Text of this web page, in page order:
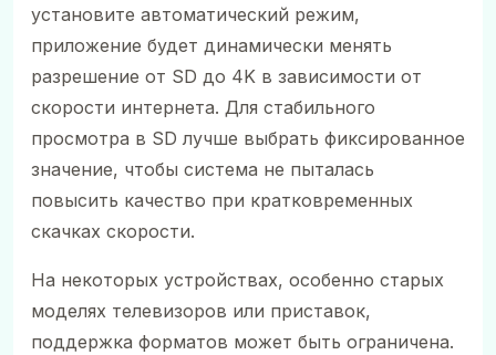
установите автоматический режим,
приложение будет динамически менять
разрешение от SD до 4K в зависимости от
скорости интернета. Для стабильного
просмотра в SD лучше выбрать фиксированное
значение, чтобы система не пыталась
повысить качество при кратковременных
скачках скорости.
На некоторых устройствах, особенно старых
моделях телевизоров или приставок,
поддержка форматов может быть ограничена.